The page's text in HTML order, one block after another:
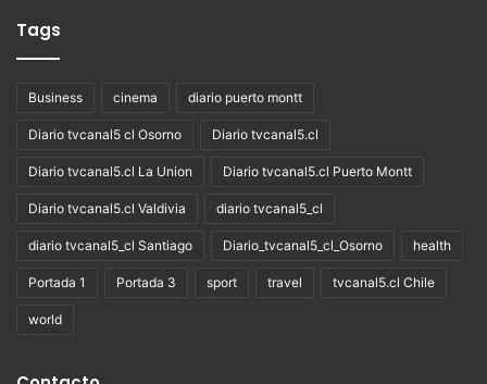
Tags
Business cinema diario puerto montt
Diario tvcanal5 cl Osorno Diario tvcanal5.cl
Diario tvcanal5.cl La Union Diario tvcanal5.cl Puerto Montt
Diario tvcanal5.cl Valdivia diario tvcanal5_cl
diario tvcanal5_cl Santiago Diario_tvcanal5_cl_Osorno health
Portada 1 Portada 3 sport travel tvcanal5.cl Chile
world